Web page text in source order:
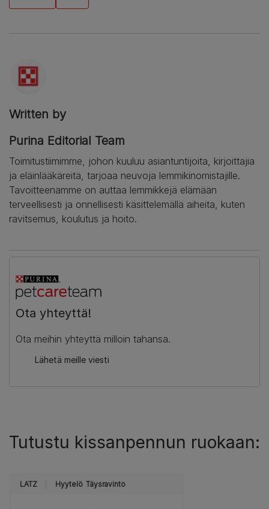
Written by
Purina Editorial Team
Toimitustiimimme, johon kuuluu asiantuntijoita, kirjoittajia
ja eläinlääkäreitä, tarjoaa neuvoja lemmikinomistajille.
Tavoitteenamme on auttaa lemmikkejä elämään
terveellisesti ja onnellisesti käsittelemällä aiheita, kuten
ravitsemus, koulutus ja hoito.
Ota yhteyttä!
Ota meihin yhteyttä milloin tahansa.
Lähetä meille viesti
Tutustu kissanpennun ruokaan:
LATZ Hyytelö Täysravinto